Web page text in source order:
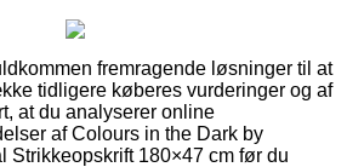
fremragende løsninger til at
tidligere køberes vurderinger og af
at du analyserer online
af Colours in the Dark by
Strikkeopskrift 180×47 cm før du